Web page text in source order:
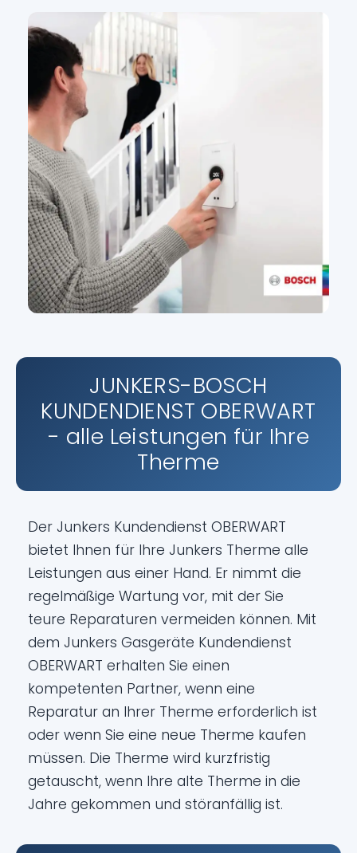
JUNKERS-BOSCH
KUNDENDIENST OBERWART
- alle Leistungen für Ihre
Therme
Der Junkers Kundendienst OBERWART
bietet Ihnen für Ihre Junkers Therme alle
Leistungen aus einer Hand. Er nimmt die
regelmäßige Wartung vor, mit der Sie
teure Reparaturen vermeiden können. Mit
dem Junkers Gasgeräte Kundendienst
OBERWART erhalten Sie einen
kompetenten Partner, wenn eine
Reparatur an Ihrer Therme erforderlich ist
oder wenn Sie eine neue Therme kaufen
müssen. Die Therme wird kurzfristig
getauscht, wenn Ihre alte Therme in die
Jahre gekommen und störanfällig ist.